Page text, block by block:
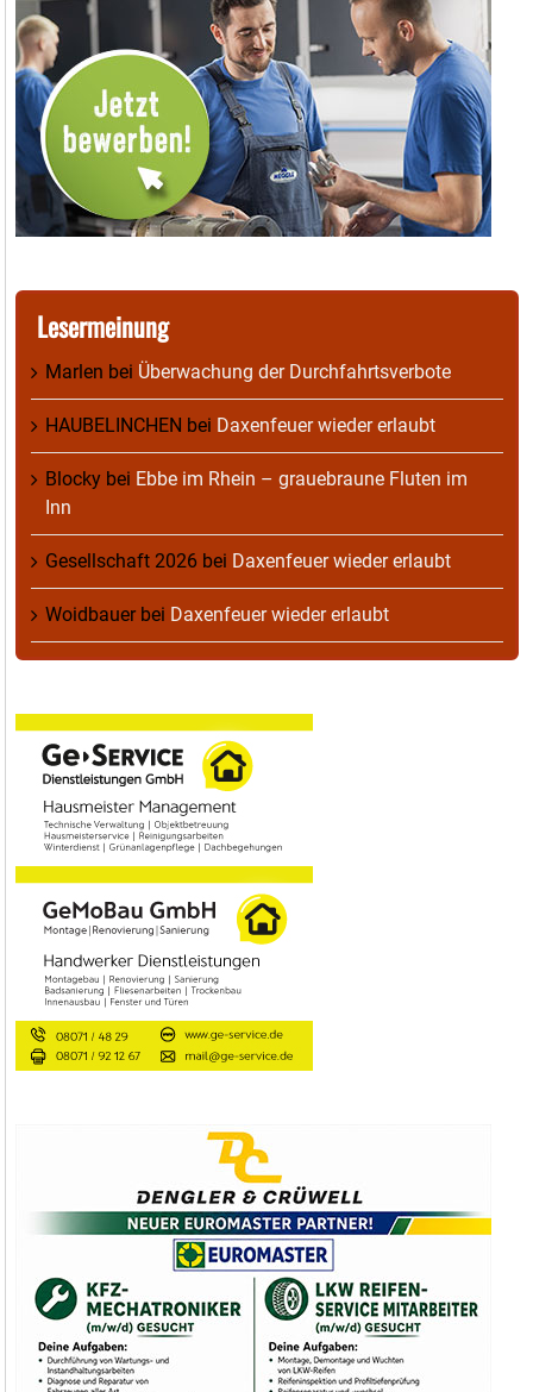
Lesermeinung
Marlen bei Überwachung der Durchfahrtsverbote
HAUBELINCHEN bei Daxenfeuer wieder erlaubt
Blocky bei Ebbe im Rhein – grauebraune Fluten im
Inn
Gesellschaft 2026 bei Daxenfeuer wieder erlaubt
Woidbauerbei Daxenfeuer wieder erlaubt